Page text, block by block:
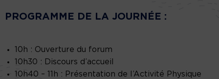
PROGRAMME DE LA JOURNÉE :
10h : Ouverture du forum
10h30 : Discours d’accueil
10h40 – 11h : Présentation de l’Activité Physique